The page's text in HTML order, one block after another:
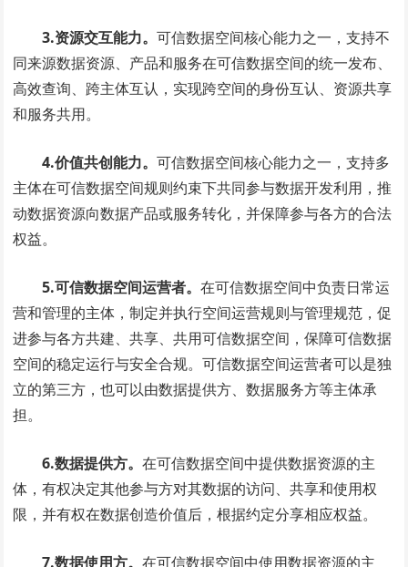
3.资源交互能力。可信数据空间核心能力之一，支持不
同来源数据资源、产品和服务在可信数据空间的统一发布、
高效查询、跨主体互认，实现跨空间的身份互认、资源共享
和服务共用。
4.价值共创能力。可信数据空间核心能力之一，支持多
主体在可信数据空间规则约束下共同参与数据开发利用，推
动数据资源向数据产品或服务转化，并保障参与各方的合法
权益。
5.可信数据空间运营者。在可信数据空间中负责日常运
营和管理的主体，制定并执行空间运营规则与管理规范，促
进参与各方共建、共享、共用可信数据空间，保障可信数据
空间的稳定运行与安全合规。可信数据空间运营者可以是独
立的第三方，也可以由数据提供方、数据服务方等主体承
担。
6.数据提供方。在可信数据空间中提供数据资源的主
体，有权决定其他参与方对其数据的访问、共享和使用权
限，并有权在数据创造价值后，根据约定分享相应权益。
7.数据使用方。在可信数据空间中使用数据资源的主